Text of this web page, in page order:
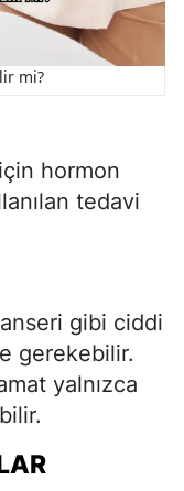
mi?
hormon
tedavi
gibi ciddi
gerekebilir.
yalnızca